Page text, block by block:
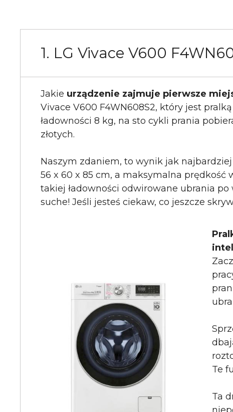
1. LG Vivace V600
Jakie urządzenie zajmuje pierwsze
Vivace V600 F4WN608S2, który jest
ładowności 8 kg, na sto cykli prania
złotych.
Naszym zdaniem, to wynik jak
56 x 60 x 85 cm, a maksymalna prędkość
takiej ładowności odwirowane ubrania
suche! Jeśli jesteś ciekaw, co jeszcze
Te
Ta